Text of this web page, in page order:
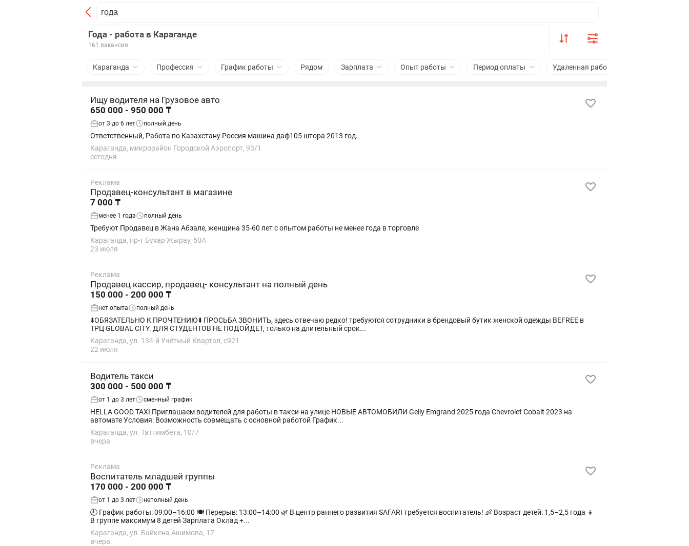
Года - работа в Караганде
161 вакансия
Караганда Профессия График работы Рядом Зарплата Опыт работы Период оплаты Удаленная работа
Ищу водителя на Грузовое авто
650 000 - 950 000 ₸
от 3 до 6 лет полный день
Ответственный, Работа по Казахстану Россия машина даф105 штора 2013 год.
Караганда, микрорайон Городской Аэропорт, 93/1
сегодня
Реклама
Продавец-консультант в магазине
7 000 ₸
менее 1 года полный день
Требуют Продавец в Жана Абзале, женщина 35-60 лет с опытом работы не менее года в торговле
Караганда, пр-т Бухар Жырау, 50А
23 июля
Реклама
Продавец кассир, продавец- консультант на полный день
150 000 - 200 000 ₸
нет опыта полный день
⬇️ОБЯЗАТЕЛЬНО К ПРОЧТЕНИЮ⬇️ ПРОСЬБА ЗВОНИТЬ, здесь отвечаю редко! требуются сотрудники в брендовый бутик женской одежды BEFREE в
ТРЦ GLOBAL CITY. ДЛЯ СТУДЕНТОВ НЕ ПОДОЙДЕТ, только на длительный срок...
Караганда, ул. 134-й Учётный Квартал, с921
22 июля
Водитель такси
300 000 - 500 000 ₸
от 1 до 3 лет сменный график
HELLA GOOD TAXI Приглашаем водителей для работы в такси на улице НОВЫЕ АВТОМОБИЛИ Gelly Emgrand 2025 года Chevrolet Cobalt 2023 на
автомате Условия: Возможность совмещать с основной работой График...
Караганда, ул. Таттимбета, 10/7
вчера
Реклама
Воспитатель младшей группы
170 000 - 200 000 ₸
от 1 до 3 лет неполный день
🕘 График работы: 09:00–16:00 🍽 Перерыв: 13:00–14:00 🌿 В центр раннего развития SAFARI требуется воспитатель! 👶 Возраст детей: 1,5–2,5 года 👧
В группе максимум 8 детей Зарплата Оклад +...
Караганда, ул. Байкена Ашимова, 17
вчера